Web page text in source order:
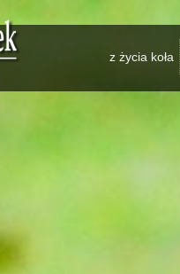
z życia koła